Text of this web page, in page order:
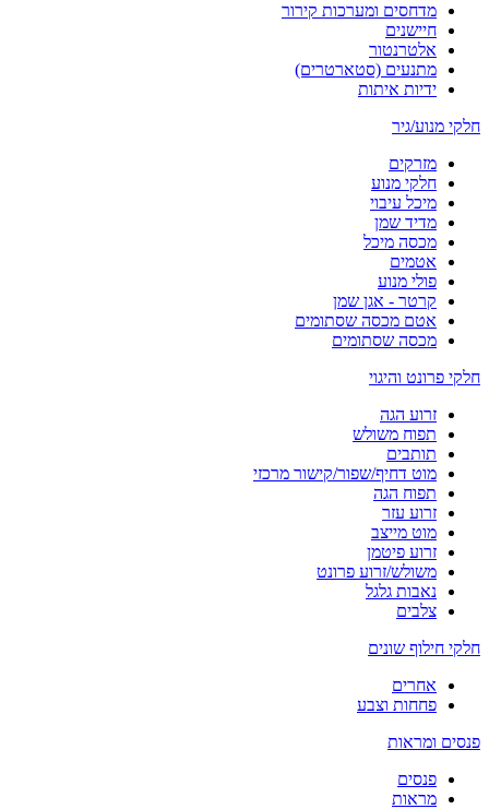
מדחסים ומערכות קירור
חיישנים
אלטרנטור
מתנעים (סטארטרים)
ידיות איתות
חלקי מנוע/גיר
מזרקים
חלקי מנוע
מיכל עיבוי
מדיד שמן
מכסה מיכל
אטמים
פולי מנוע
קרטר - אגן שמן
אטם מכסה שסתומים
מכסה שסתומים
חלקי פרונט והיגוי
זרוע הגה
תפוח משולש
תותבים
מוט דחיף/שפור/קישור מרכזי
תפוח הגה
זרוע עזר
מוט מייצב
זרוע פיטמן
משולש/זרוע פרונט
נאבות גלגל
צלבים
חלקי חילוף שונים
אחרים
פחחות וצבע
פנסים ומראות
פנסים
מראות